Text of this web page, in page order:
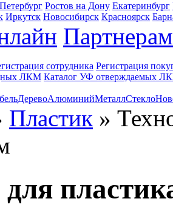
Ростов на Дону Екатеринбург
Иркутск Новосибирск Красноярск
Партнерам
сотрудника Регистрация
ЛКМ Каталог УФ отверждаемых
ДеревоАлюминийМеталлСтекло
Пластик »